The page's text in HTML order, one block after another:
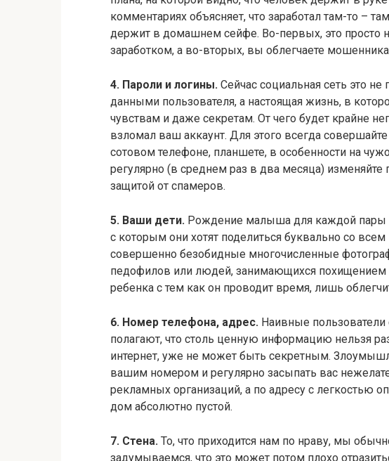
комментариях объясняет, что заработал там-то –
держит в домашнем сейфе. Во-первых, это просто
заработком, а во-вторых, вы облегчаете
4. Пароли и логины. Сейчас социальная сеть это
данными пользователя, а настоящая жизнь, в
чувствам и даже секретам. От чего будет крайне
взломал ваш аккаунт. Для этого всегда
сотовом телефоне, планшете, в особенности на
регулярно (в среднем раз в два месяца) изменяйте
защитой от спамеров.
5. Ваши дети. Рождение малыша для каждой пары
с которым они хотят поделиться буквально со
совершенно безобидные многочисленные
педофилов или людей, занимающихся
ребенка с тем как он проводит время, лишь
6. Номер телефона, адрес. Наивные
полагают, что столь ценную информацию нельзя
интернет, уже не может быть секретным.
вашим номером и регулярно засыпать вас
рекламных организаций, а по адресу с легкостью
дом абсолютно пустой.
7. Стена. То, что приходится нам по нраву, мы
задумываемся, что это может потом плохо